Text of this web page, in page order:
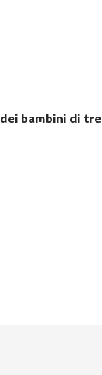
bambini di tre